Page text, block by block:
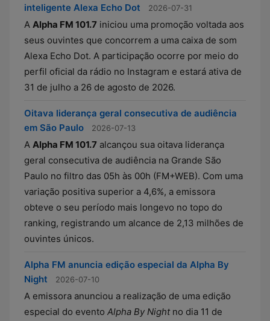
inteligente Alexa Echo Dot
2026-07-31
A Alpha FM 101.7 iniciou uma promoção voltada aos
seus ouvintes que concorrem a uma caixa de som
Alexa Echo Dot. A participação ocorre por meio do
perfil oficial da rádio no Instagram e estará ativa de
31 de julho a 26 de agosto de 2026.
Oitava liderança geral consecutiva de audiência
em São Paulo
2026-07-13
A Alpha FM 101.7 alcançou sua oitava liderança
geral consecutiva de audiência na Grande São
Paulo no filtro das 05h às 00h (FM+WEB). Com uma
variação positiva superior a 4,6%, a emissora
obteve o seu período mais longevo no topo do
ranking, registrando um alcance de 2,13 milhões de
ouvintes únicos.
Alpha FM anuncia edição especial da Alpha By
Night
2026-07-10
A emissora anunciou a realização de uma edição
especial do evento Alpha By Nightno dia 11 de